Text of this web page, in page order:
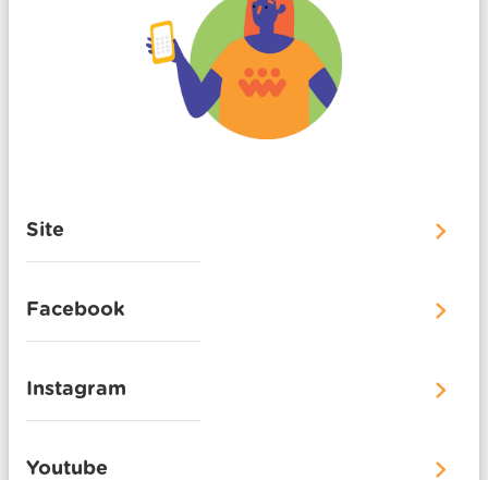
Site
Facebook
Instagram
Youtube